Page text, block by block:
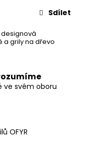
designová
a grily na dřevo
Sdílet
ve svém oboru
OFYR